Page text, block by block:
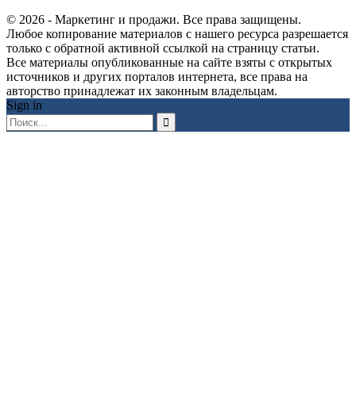
© 2026 - Маркетинг и продажи. Все права защищены.
Любое копирование материалов с нашего ресурса разрешается
только с обратной активной ссылкой на страницу статьи.
Все материалы опубликованные на сайте взяты с открытых
источников и других порталов интернета, все права на
авторство принадлежат их законным владельцам.
Sign in